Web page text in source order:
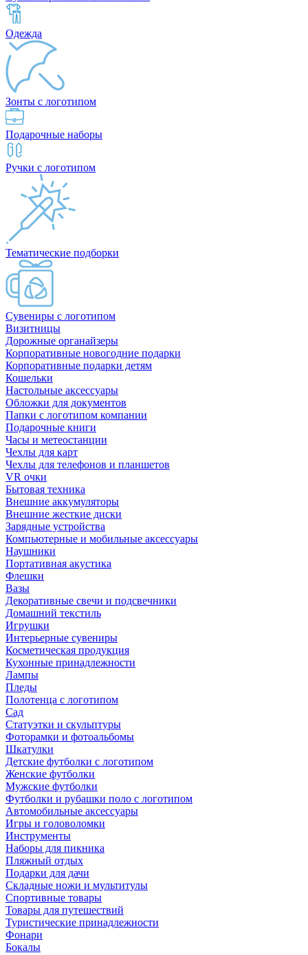
Одежда
Зонты с логотипом
Подарочные наборы
Ручки с логотипом
Тематические подборки
Сувениры с логотипом
Визитницы
Дорожные органайзеры
Корпоративные новогодние подарки
Корпоративные подарки детям
Кошельки
Настольные аксессуары
Обложки для документов
Папки с логотипом компании
Подарочные книги
Часы и метеостанции
Чехлы для карт
Чехлы для телефонов и планшетов
VR очки
Бытовая техника
Внешние аккумуляторы
Внешние жесткие диски
Зарядные устройства
Компьютерные и мобильные аксессуары
Наушники
Портативная акустика
Флешки
Вазы
Декоративные свечи и подсвечники
Домашний текстиль
Игрушки
Интерьерные сувениры
Косметическая продукция
Кухонные принадлежности
Лампы
Пледы
Полотенца с логотипом
Сад
Статуэтки и скульптуры
Фоторамки и фотоальбомы
Шкатулки
Детские футболки с логотипом
Женские футболки
Мужские футболки
Футболки и рубашки поло с логотипом
Автомобильные аксессуары
Игры и головоломки
Инструменты
Наборы для пикника
Пляжный отдых
Подарки для дачи
Складные ножи и мультитулы
Спортивные товары
Товары для путешествий
Туристические принадлежности
Фонари
Бокалы